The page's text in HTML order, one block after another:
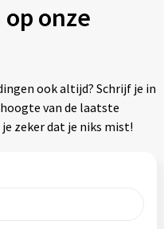
onze
ook altijd? Schrijf je in
van de laatste
zeker dat je niks mist!